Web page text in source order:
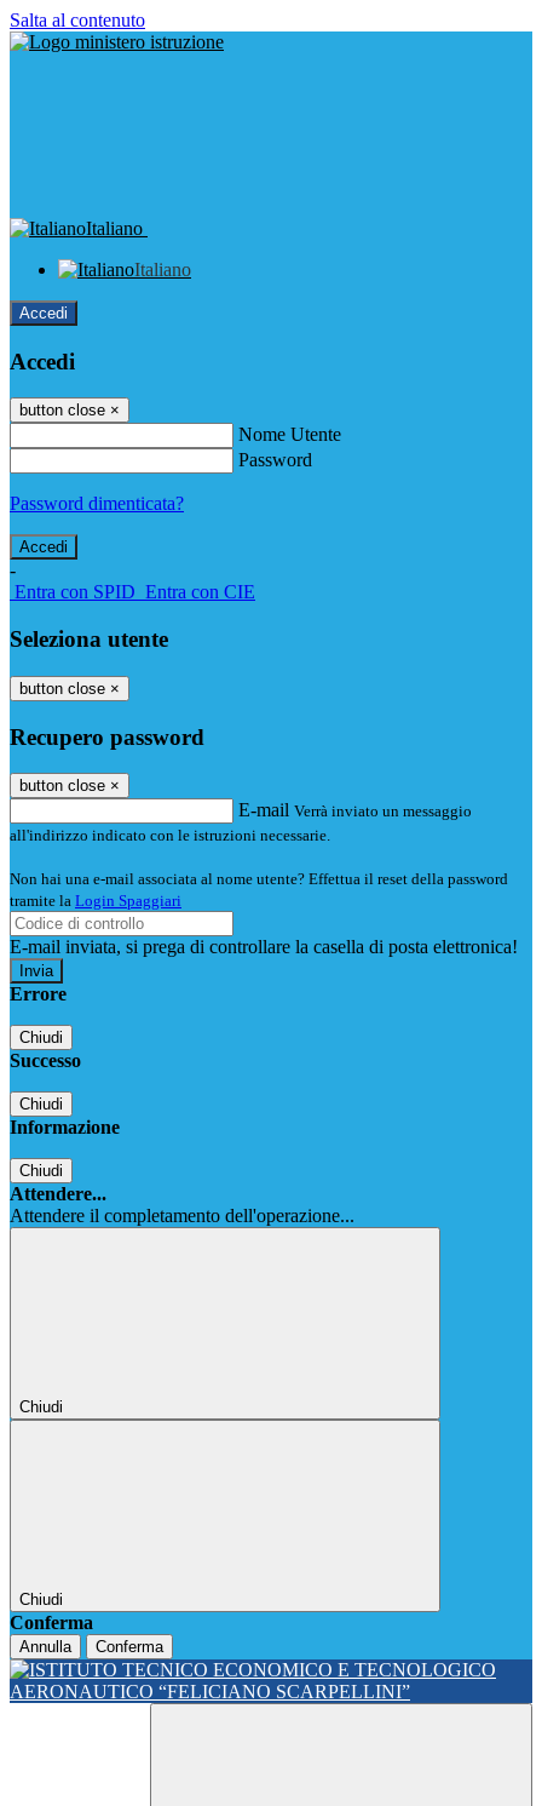
Salta al contenuto
Italiano
Italiano
Accedi
Accedi
button close ×
Nome Utente
Password
Password dimenticata?
-
Entra con SPID Entra con CIE
Seleziona utente
button close ×
Recupero password
button close ×
E-mail Verrà inviato un messaggio
all'indirizzo indicato con le istruzioni necessarie.
Non hai una e-mail associata al nome utente? Effettua il reset della password
tramite la Login Spaggiari
E-mail inviata, si prega di controllare la casella di posta elettronica!
Errore
Chiudi
Successo
Chiudi
Informazione
Chiudi
Attendere...
Attendere il completamento dell'operazione...
Chiudi
Chiudi
Conferma
Annulla Conferma